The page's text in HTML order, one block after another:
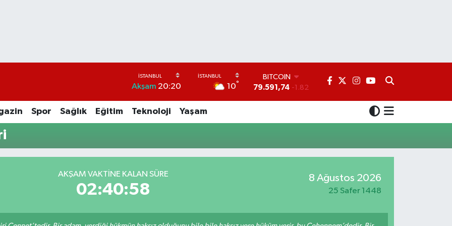
Akşam 20:20 10°
BITCOIN
79.591,74 -1.82
Spor Sağlık Eğitim Teknoloji Yaşam
AKŞAM VAKTİNE KALAN SÜRE
02:40:58
8 Ağustos 2026
25 Safer 1448